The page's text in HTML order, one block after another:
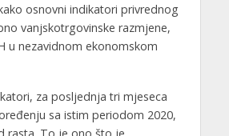
osnovni indikatori privrednog
vanjskotrgovinske razmjene,
u nezavidnom ekonomskom
za posljednja tri mjeseca
sa istim periodom 2020,